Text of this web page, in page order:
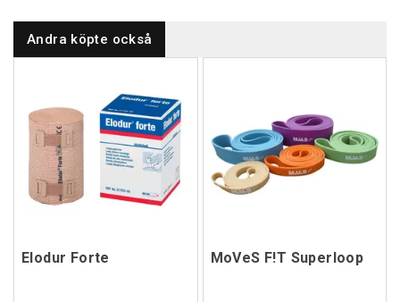
Andra köpte också
Elodur Forte MoVeS F!T Superloop